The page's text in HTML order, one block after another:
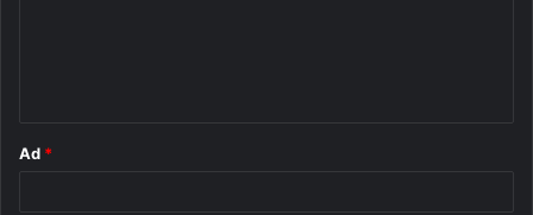
Ad *